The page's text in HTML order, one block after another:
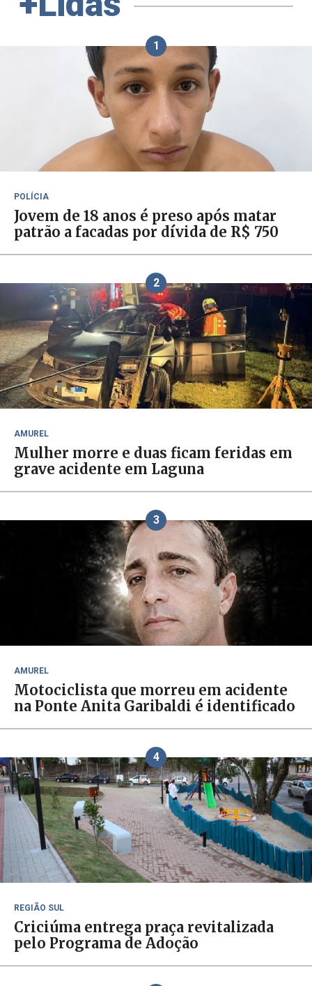
1
POLÍCIA
Jovem de 18 anos é preso após matar
patrão a facadas por dívida de R$ 750
2
AMUREL
Mulher morre e duas ficam feridas em
grave acidente em Laguna
3
AMUREL
Motociclista que morreu em acidente
na Ponte Anita Garibaldi é identificado
4
REGIÃO SUL
Criciúma entrega praça revitalizada
pelo Programa de Adoção